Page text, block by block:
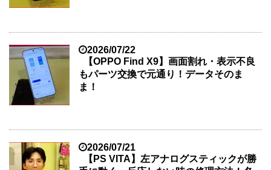
2026/07/22
【OPPO Find X9】画面割れ・表示不良
もパーツ交換で元通り！データそのま
ま！
2026/07/21
【PS VITA】左アナログスティックが勝